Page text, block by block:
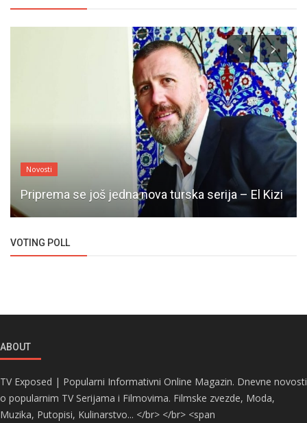
Novosti
Priprema se još jedna nova turska serija – El Kizi
VOTING POLL
ABOUT
TV Exposed | Popularni Informativni Online Magazin. Dnevne novosti
o popularnim TV Serijama i Filmovima. Filmske zvezde, Moda,
Muzika, Putopisi, Kulinarstvo... </br> </br> <span